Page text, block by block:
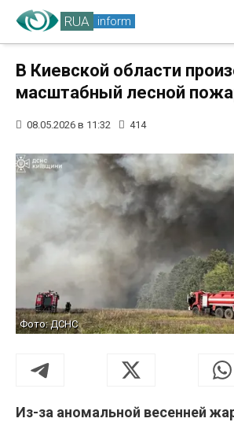
RUA inform
В Киевской области
масштабный лесной
08.05.2026 в 11:32 414
Фото: ДСНС
Из-за аномальной весенней